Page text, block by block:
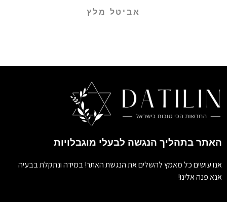
אביטל מלץ
האתר בתהליך הנגשה לבעלי מוגבלויות
אנו עושים כל מאמץ להשלים את הנגשת האתר! במידה ונתקלת בבעיה
אנא פנה אלינו!